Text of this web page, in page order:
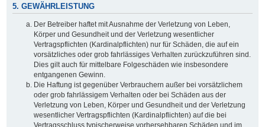
5. GEWÄHRLEISTUNG
Der Betreiber haftet mit Ausnahme der Verletzung von Leben,
Körper und Gesundheit und der Verletzung wesentlicher
Vertragspflichten (Kardinalpflichten) nur für Schäden, die auf ein
vorsätzliches oder grob fahrlässiges Verhalten zurückzuführen sind.
Dies gilt auch für mittelbare Folgeschäden wie insbesondere
entgangenen Gewinn.
Die Haftung ist gegenüber Verbrauchern außer bei vorsätzlichem
oder grob fahrlässigem Verhalten oder bei Schäden aus der
Verletzung von Leben, Körper und Gesundheit und der Verletzung
wesentlicher Vertragspflichten (Kardinalpflichten) auf die bei
Vertragsschluss typischerweise vorhersehbaren Schäden und im